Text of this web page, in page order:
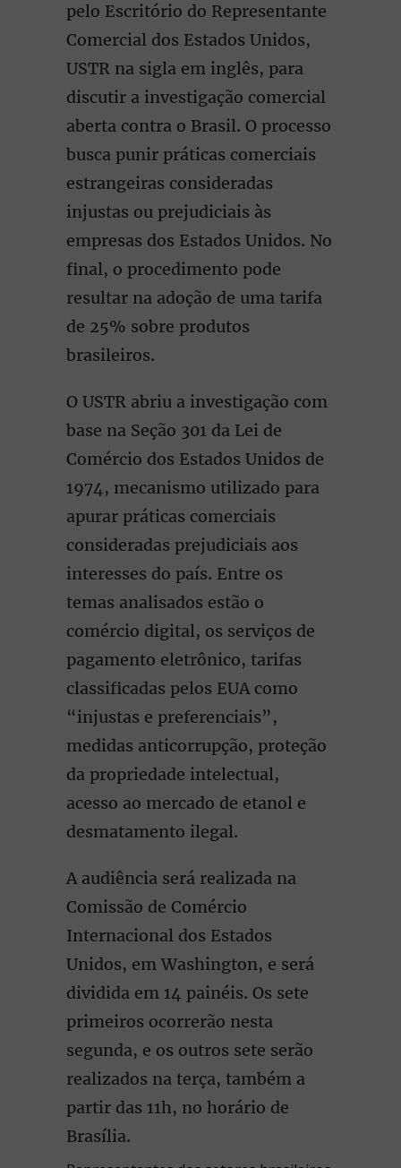
pelo Escritório do Representante
Comercial dos Estados Unidos,
USTR na sigla em inglês, para
discutir a investigação comercial
aberta contra o Brasil. O processo
busca punir práticas comerciais
estrangeiras consideradas
injustas ou prejudiciais às
empresas dos Estados Unidos. No
final, o procedimento pode
resultar na adoção de uma tarifa
de 25% sobre produtos
brasileiros.
O USTR abriu a investigação com
base na Seção 301 da Lei de
Comércio dos Estados Unidos de
1974, mecanismo utilizado para
apurar práticas comerciais
consideradas prejudiciais aos
interesses do país. Entre os
temas analisados estão o
comércio digital, os serviços de
pagamento eletrônico, tarifas
classificadas pelos EUA como
“injustas e preferenciais”,
medidas anticorrupção, proteção
da propriedade intelectual,
acesso ao mercado de etanol e
desmatamento ilegal.
A audiência será realizada na
Comissão de Comércio
Internacional dos Estados
Unidos, em Washington, e será
dividida em 14 painéis. Os sete
primeiros ocorrerão nesta
segunda, e os outros sete serão
realizados na terça, também a
partir das 11h, no horário de
Brasília.